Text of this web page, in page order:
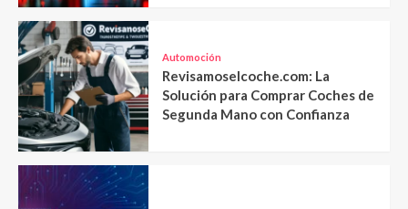
Automoción
Revisamoselcoche.com: La
Solución para Comprar Coches de
Segunda Mano con Confianza